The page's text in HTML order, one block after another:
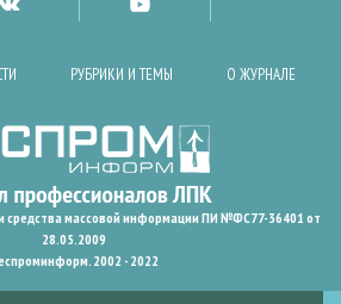
РУБРИКИ И ТЕМЫ О ЖУРНАЛЕ
средства массовой информации ПИ №ФС77-36401 от
28.05.2009
2002 - 2022